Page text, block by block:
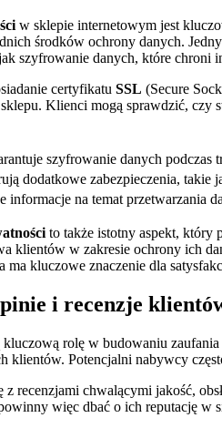
w sklepie internetowym jest
środków ochrony danych.
szyfrowanie danych, które chroni
certyfikatu SSL (Secure
Klienci mogą sprawdzić, czy
szyfrowanie danych podczas
dodatkowe zabezpieczenia, takie
informacje na temat przetwarzania
to także istotny aspekt, który
klientów w zakresie ochrony ich
ma kluczowe znaczenie dla
i recenzje
rolę w budowaniu
Potencjalni nabywcy
recenzjami chwalącymi jakość,
więc dbać o ich reputację w